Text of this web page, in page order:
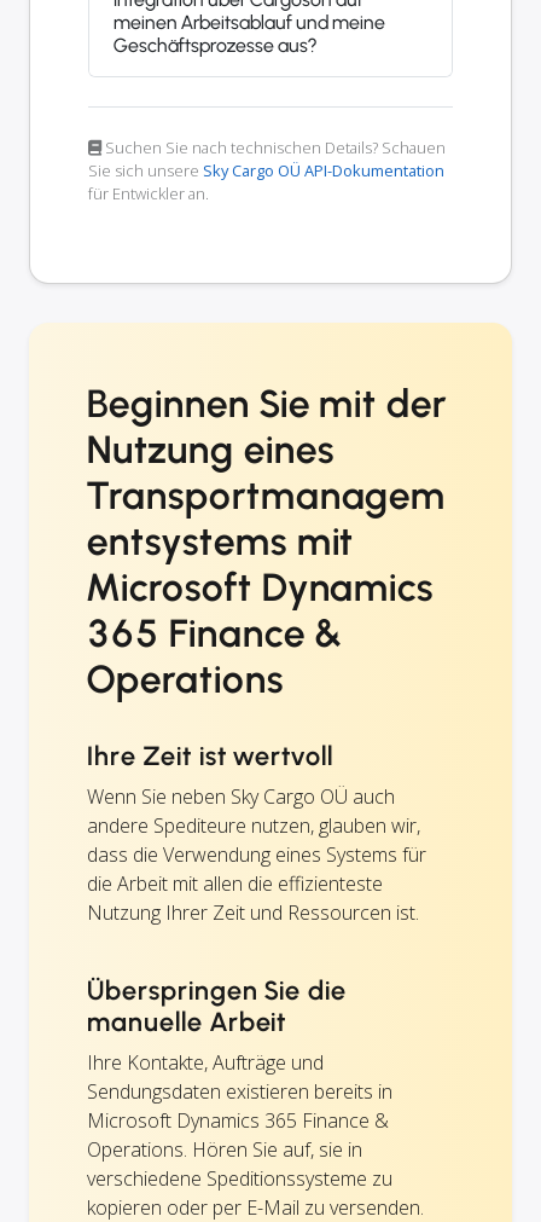
meinen Arbeitsablauf und meine
Geschäftsprozesse aus?
Suchen Sie nach technischen Details? Schauen
Sie sich unsere Sky Cargo OÜ API-Dokumentation
für Entwickler an.
Beginnen Sie mit der
Nutzung eines
Transportmanagem
entsystems mit
Microsoft Dynamics
365 Finance &
Operations
Ihre Zeit ist wertvoll
Wenn Sie neben Sky Cargo OÜ auch
andere Spediteure nutzen, glauben wir,
dass die Verwendung eines Systems für
die Arbeit mit allen die effizienteste
Nutzung Ihrer Zeit und Ressourcen ist.
Überspringen Sie die
manuelle Arbeit
Ihre Kontakte, Aufträge und
Sendungsdaten existieren bereits in
Microsoft Dynamics 365 Finance &
Operations. Hören Sie auf, sie in
verschiedene Speditionssysteme zu
kopieren oder per E-Mail zu versenden.